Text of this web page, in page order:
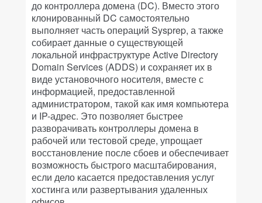
до контроллера домена (DC). Вместо этого
клонированный DC самостоятельно
выполняет часть операций Sysprep, а также
собирает данные о существующей
локальной инфраструктуре Active Directory
Domain Services (ADDS) и сохраняет их в
виде установочного носителя, вместе с
информацией, предоставленной
администратором, такой как имя компьютера
и IP-адрес. Это позволяет быстрее
разворачивать контроллеры домена в
рабочей или тестовой среде, упрощает
восстановление после сбоев и обеспечивает
возможность быстрого масштабирования,
если дело касается предоставления услуг
хостинга или развертывания удаленных